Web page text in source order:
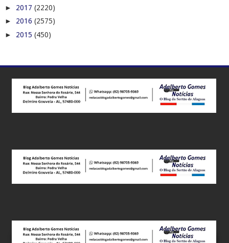
► 2017 (2220)
► 2016 (2575)
► 2015 (450)